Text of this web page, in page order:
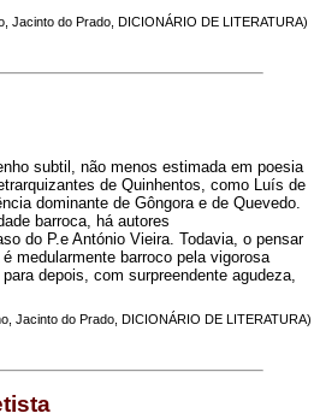
Jacinto do Prado, DICIONÁRIO DE LITERATURA)
subtil, não menos estimada em poesia
de Quinhentos, como Luís de
dominante de Gôngora e de Quevedo.
barroca, há autores
do P.e António Vieira. Todavia, o pensar
medularmente barroco pela vigorosa
depois, com surpreendente agudeza,
Jacinto do Prado, DICIONÁRIO DE LITERATURA)